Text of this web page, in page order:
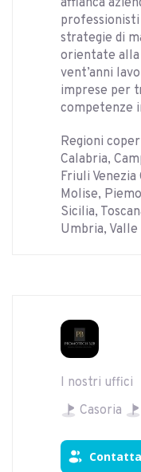
affianca
strategie di
orientate
vent’anni
imprese per
competenze
Regioni
Calabria,
Friuli
Molise,
Sicilia,
Umbria,
I nostri uffici
Casoria
Contatta